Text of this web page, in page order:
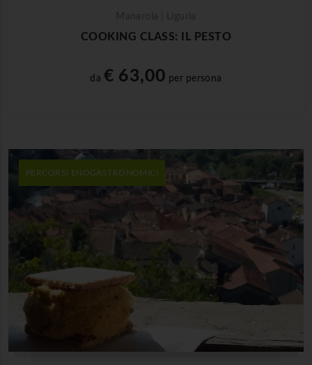
COOKING CLASS: IL PESTO
da € 63,00 per persona
PERCORSI ENOGASTRONOMICI